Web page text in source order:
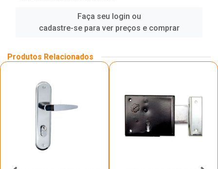
Faça seu login ou
cadastre-se para ver preços e comprar
Produtos Relacionados